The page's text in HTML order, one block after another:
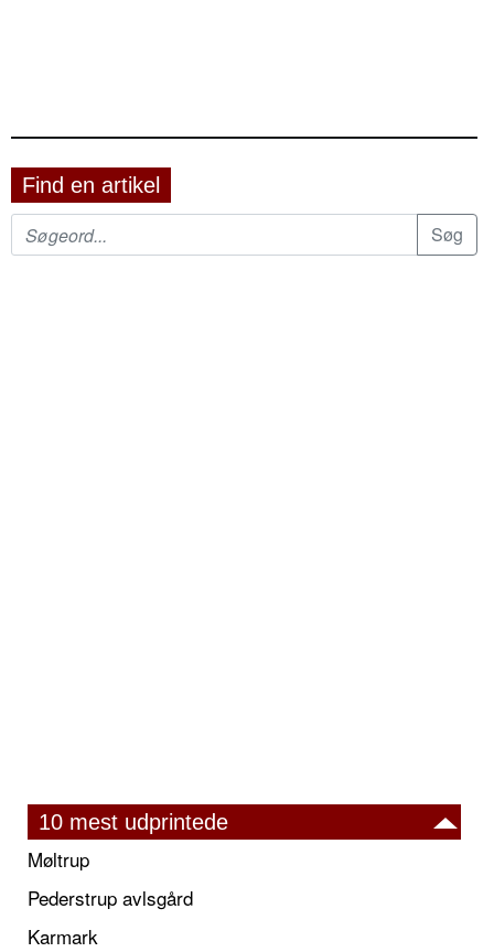
Find en artikel
10 mest udprintede
Møltrup
Pederstrup avlsgård
Karmark